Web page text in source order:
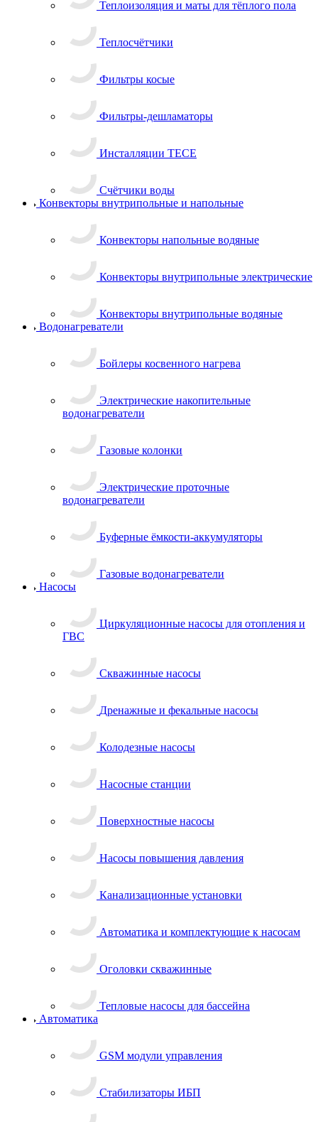
Теплоизоляция и маты для тёплого пола
Теплосчётчики
Фильтры косые
Фильтры-дешламаторы
Инсталляции TECE
Счётчики воды
Конвекторы внутрипольные и напольные
Конвекторы напольные водяные
Конвекторы внутрипольные электрические
Конвекторы внутрипольные водяные
Водонагреватели
Бойлеры косвенного нагрева
Электрические накопительные
водонагреватели
Газовые колонки
Электрические проточные
водонагреватели
Буферные ёмкости-аккумуляторы
Газовые водонагреватели
Насосы
Циркуляционные насосы для отопления и
ГВС
Скважинные насосы
Дренажные и фекальные насосы
Колодезные насосы
Насосные станции
Поверхностные насосы
Насосы повышения давления
Канализационные установки
Автоматика и комплектующие к насосам
Оголовки скважинные
Тепловые насосы для бассейна
Автоматика
GSM модули управления
Стабилизаторы ИБП